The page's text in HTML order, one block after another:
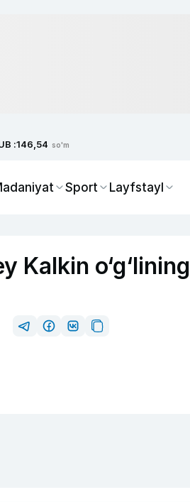
:146,54 so'm
Sport Layfstayl
Kalkin o‘g‘lining